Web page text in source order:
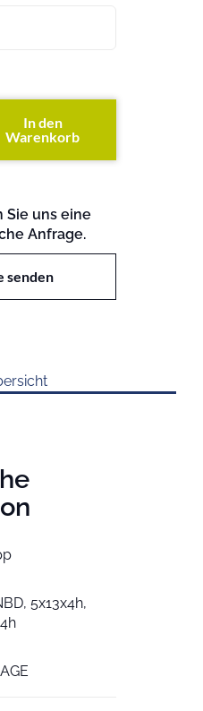
In den
Warenkorb
Sie uns eine
Anfrage.
senden
5x13x4h,